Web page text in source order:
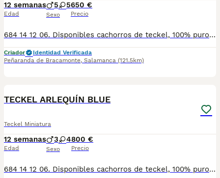
12 semanas
Edad
5 5
Sexo
650 €
Precio
684 14 12 06. Disponibles cachorros de teckel, 100% puros, con su certificado de pureza. Cachorros nacionales, criados en ambiente familiar, con mas de 15 años de experiencia. Calidad excelente, muy buen carácter y una perfecta morfología. Se entregan vacunados, desparasitados, con cartilla sanitaria, chip, pasaporte, contrato de compraventa y garantías víricas y congénitas por escrito. No busques más, ponte en contacto con nosotros a través de WhatsApp o llamadas en el 684 14 12 06 o encuéntranos en Instagram en @mascotas_ops
Criador
Identidad Verificada
Peñaranda de Bracamonte, Salamanca (121.5km)
TECKEL ARLEQUÍN BLUE
Teckel Miniatura
12 semanas
Edad
3 4
Sexo
800 €
Precio
684 14 12 06. Disponibles cachorros de teckel, 100% puros, con su certificado de pureza. Cachorros nacionales, criados en ambiente familiar, con mas de 15 años de experiencia. Calidad excelente, muy buen carácter y una perfecta morfología. Se entregan vacunados, desparasitados, con cartilla sanitaria, chip, pasaporte, contrato de compraventa y garantías víricas y congénitas por escrito. No busques más, ponte en contacto con nosotros a través de WhatsApp o llamadas en el 684 14 12 06 o encuéntranos en Instagram en @mascotas_ops